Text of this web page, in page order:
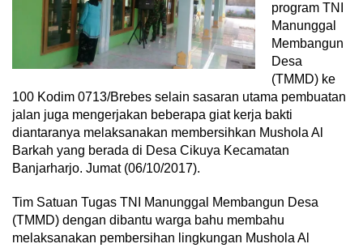
program TNI
Manunggal
Membangun
Desa
(TMMD) ke
100 Kodim 0713/Brebes selain sasaran utama pembuatan
jalan juga mengerjakan beberapa giat kerja bakti
diantaranya melaksanakan membersihkan Mushola Al
Barkah yang berada di Desa Cikuya Kecamatan
Banjarharjo. Jumat (06/10/2017).
Tim Satuan Tugas TNI Manunggal Membangun Desa
(TMMD) dengan dibantu warga bahu membahu
melaksanakan pembersihan lingkungan Mushola Al